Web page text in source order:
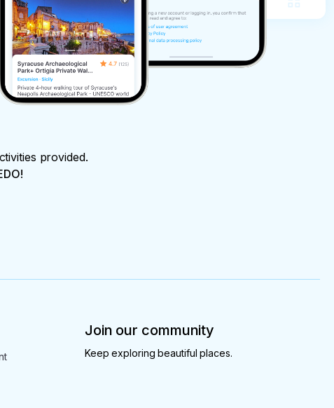
provided.
Join our community
Keep exploring beautiful places.